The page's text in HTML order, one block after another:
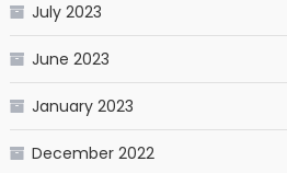
July 2023
June 2023
January 2023
December 2022